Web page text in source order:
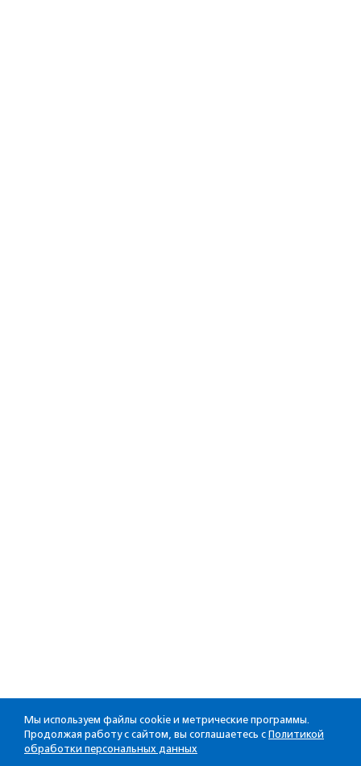
Мы используем файлы cookie и метрические программы.
Продолжая работу с сайтом, вы соглашаетесь с Политикой
обработки персональных данных